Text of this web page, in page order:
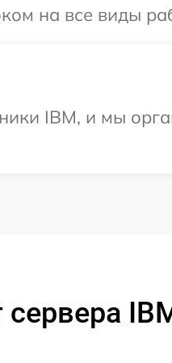
на все виды
IBM, и мы